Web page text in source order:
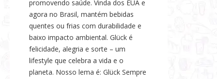
promovendo saúde. Vinda dos EUA e
agora no Brasil, mantém bebidas
quentes ou frias com durabilidade e
baixo impacto ambiental. Glück é
felicidade, alegria e sorte – um
lifestyle que celebra a vida e o
planeta. Nosso lema é: Glück Sempre